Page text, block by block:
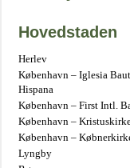
Hovedstaden
Herlev
København – Iglesia
Hispana
København – First Intl.
København –
København –
Lyngby